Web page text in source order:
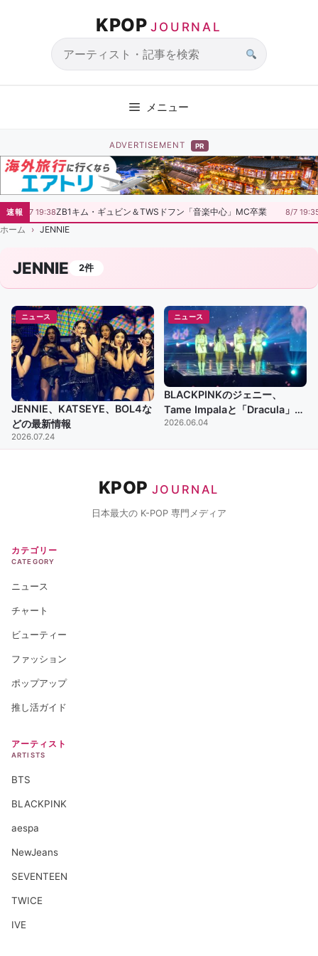
プ
KPOP JOURNAL
サ
メニュー
ADVERTISEMENT PR
速報8/7 19:38ZB1キム・ギュビン＆TWSドフン「音楽中心」MC卒業 8/7
ホーム JENNIE
JENNIE 2件
ニュース
JENNIE、KATSEYE、BOL4な
どの最新情報
2026.07.24
ニュース
BLACKPINKのジェニー、
Tame Impalaと「Dracula」初
のトップ1
2026.06.04
KPOP JOURNAL
日本最大の K-POP 専門メディア
カテゴリー
CATEGORY
ニュース
チャート
ビューティー
ファッション
ポップアップ
推し活ガイド
アーティスト
ARTISTS
BTS
BLACKPINK
aespa
NewJeans
SEVENTEEN
TWICE
IVE